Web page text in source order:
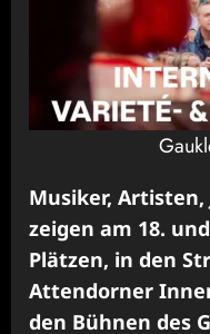
Musiker,
zeigen am 18.
Plätzen, in den
Attendorner
den Bühnen des